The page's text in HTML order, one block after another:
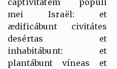
captivitátem pópuli
mei Israël: et
ædificábunt civitátes
desértas et
inhabitábunt: et
plantábunt víneas et